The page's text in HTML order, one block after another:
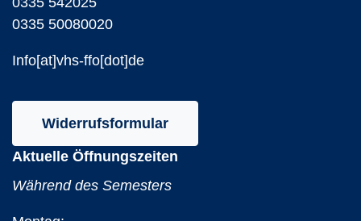
0335 50080020
Info[at]vhs-ffo[dot]de
Widerrufsformular
Aktuelle Öffnungszeiten
Während des Semesters